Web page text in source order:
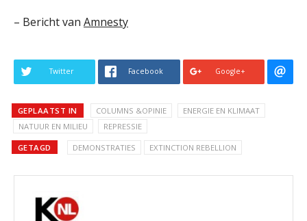
– Bericht van Amnesty
Twitter Facebook Google+
GEPLAATST IN COLUMNS &OPINIE
ENERGIE EN KLIMAAT
NATUUR EN MILIEU
REPRESSIE
GETAGD DEMONSTRATIES EXTINCTION REBELLION